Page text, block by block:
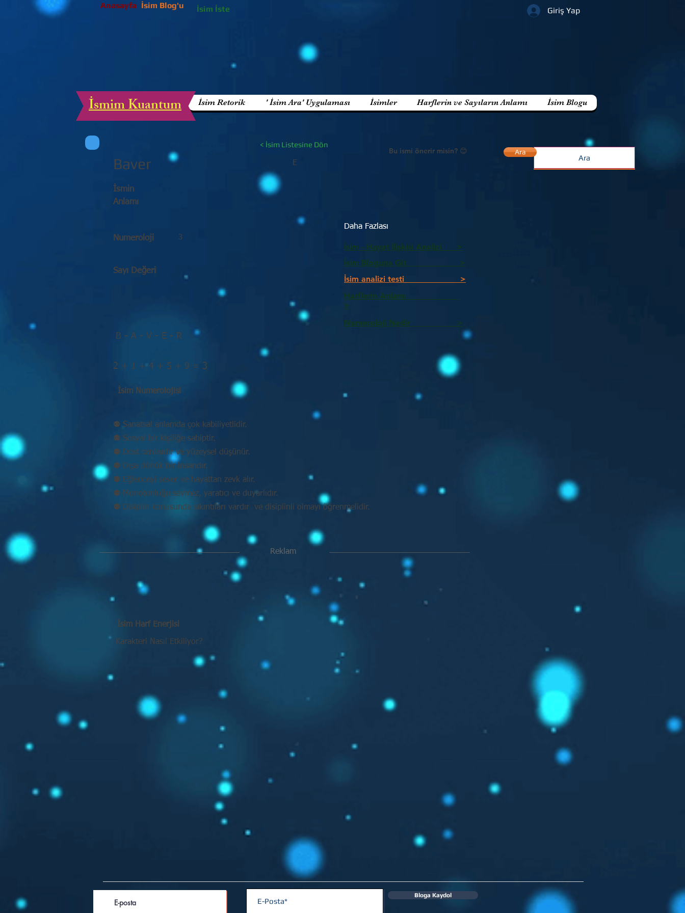
Anasayfa
Giriş Yap
İsim Blog'u İsim İste
İsim Retorik ' İsim Ara' Uygulaması İsimler Harflerin ve Sayıların Anlamı İsim Blogu
İsmim Kuantum
< İsim Listesine Dön
Baver E
Bu ismi önerir misin? 😊
İsmin
Anlamı
Numeroloji 3
Sayı Değeri
B - A - V - E - R
Daha Fazlası
İsim - Hayat İlişkisi Analizi >
İsim Bloguna Git >
İsim analizi testi >
Harflerin Anlamı
>
Numeroloji Nedir_________ >
2 + 1 + 4 + 5 + 9 = 3
İsim Numerolojisi
⚉ Sanatsal anlamda çok kabiliyetlidir.
⚉ Sosyal bir kişiliğe sahiptir.
⚉ Dost canlısıdır ve yüzeysel düşünür.
⚉ Dışa dönük bir insandır.
⚉ Eğlenceyi sever ve hayattan zevk alır.
⚉ Monotonluğu sevmez, yaratıcı ve duyarlıdır.
⚉ Disiplin konusunda sıkıntıları vardır ve disiplinli olmayı öğrenmelidir.
Reklam
İsim Harf Enerjisi
Karakteri Nasıl Etkiliyor?
Ara
Bloga Kaydol